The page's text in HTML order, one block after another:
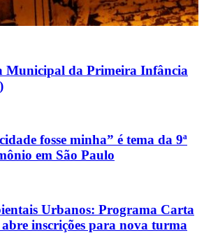
Municipal da Primeira Infância
fosse minha” é tema da 9ª
em São Paulo
Urbanos: Programa Carta
inscrições para nova turma